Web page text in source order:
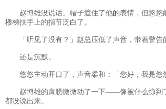
赵博雄没说话。帽子遮住了他的表情，但悠悠
楼梯扶手上的指节泛白了。
「听见了没有？」赵总压低了声音，带着警告
还是沉默。
悠悠主动开口了，声音柔和：「您好，我是悠
赵博雄的肩膀微微动了一下——像被什么惊到
都没说出来。